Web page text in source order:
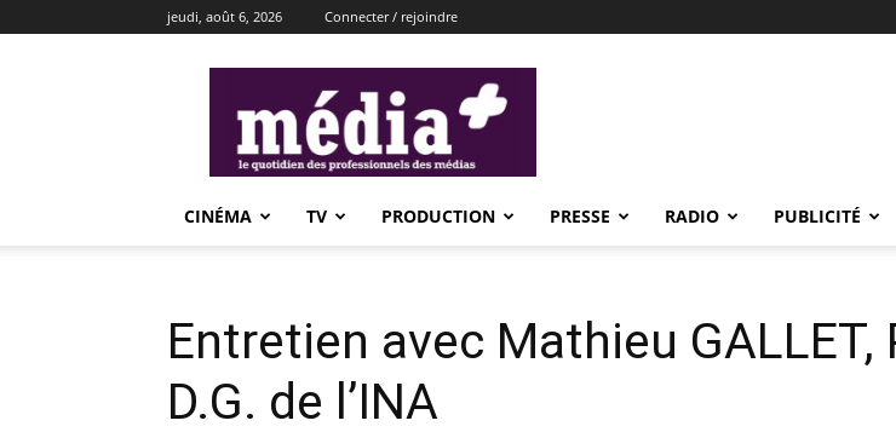
jeudi, août 6, 2026 Connecter / rejoindre
CINÉMA TV PRODUCTION PRESSE RADIO PUBLICITÉ
Entretien avec Mathieu GALLET,
D.G. de l’INA